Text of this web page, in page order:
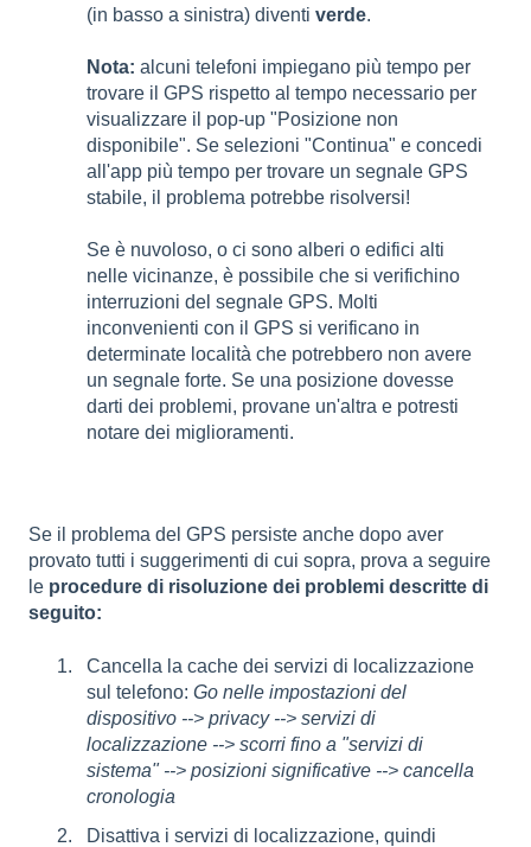
(in basso a sinistra) diventi verde.
Nota: alcuni telefoni impiegano più tempo per
trovare il GPS rispetto al tempo necessario per
visualizzare il pop-up "Posizione non
disponibile". Se selezioni "Continua" e concedi
all'app più tempo per trovare un segnale GPS
stabile, il problema potrebbe risolversi!
Se è nuvoloso, o ci sono alberi o edifici alti
nelle vicinanze, è possibile che si verifichino
interruzioni del segnale GPS. Molti
inconvenienti con il GPS si verificano in
determinate località che potrebbero non avere
un segnale forte. Se una posizione dovesse
darti dei problemi, provane un'altra e potresti
notare dei miglioramenti.
Se il problema del GPS persiste anche dopo aver
provato tutti i suggerimenti di cui sopra, prova a seguire
le procedure di risoluzione dei problemi descritte di
seguito:
Cancella la cache dei servizi di localizzazione
sul telefono: Go nelle impostazioni del
dispositivo --> privacy --> servizi di
localizzazione --> scorri fino a "servizi di
sistema" --> posizioni significative --> cancella
cronologia
Disattiva i servizi di localizzazione, quindi